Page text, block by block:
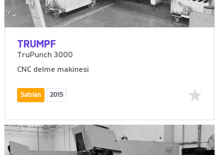
TRUMPF
TruPunch 3000
CNC delme makinesi
Satılan 2015